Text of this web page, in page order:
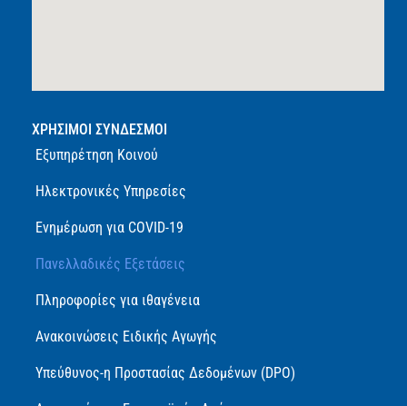
ΧΡΗΣΙΜΟΙ ΣΥΝΔΕΣΜΟΙ
Εξυπηρέτηση Κοινού
Ηλεκτρονικές Υπηρεσίες
Ενημέρωση για COVID-19
Πανελλαδικές Εξετάσεις
Πληροφορίες για ιθαγένεια
Ανακοινώσεις Ειδικής Αγωγής
Υπεύθυνος-η Προστασίας Δεδομένων (DPO)